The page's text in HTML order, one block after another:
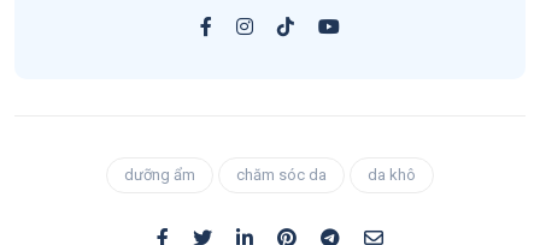
dưỡng ẩm chăm sóc da da khô